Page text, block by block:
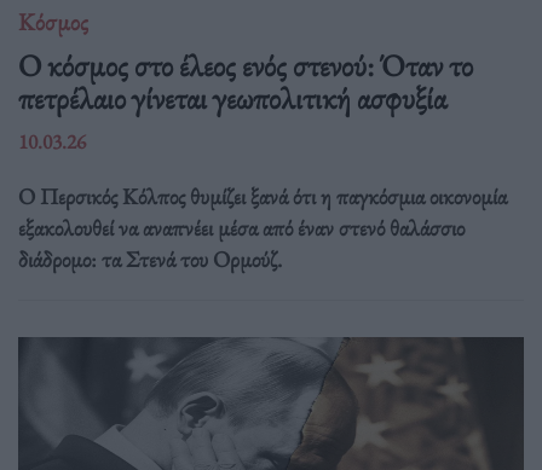
Κόσμος
Ο κόσμος στο έλεος ενός στενού: Όταν το
πετρέλαιο γίνεται γεωπολιτική ασφυξία
10.03.26
Ο Περσικός Κόλπος θυμίζει ξανά ότι η παγκόσμια οικονομία
εξακολουθεί να αναπνέει μέσα από έναν στενό θαλάσσιο
διάδρομο: τα Στενά του Ορμούζ.